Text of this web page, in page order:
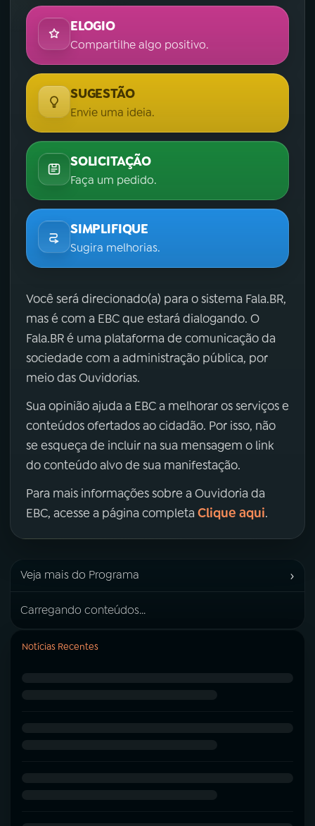
ELOGIO
Compartilhe algo positivo.
SUGESTÃO
Envie uma ideia.
SOLICITAÇÃO
Faça um pedido.
SIMPLIFIQUE
Sugira melhorias.
Você será direcionado(a) para o sistema Fala.BR,
mas é com a EBC que estará dialogando. O
Fala.BR é uma plataforma de comunicação da
sociedade com a administração pública, por
meio das Ouvidorias.
Sua opinião ajuda a EBC a melhorar os serviços e
conteúdos ofertados ao cidadão. Por isso, não
se esqueça de incluir na sua mensagem o link
do conteúdo alvo de sua manifestação.
Para mais informações sobre a Ouvidoria da
EBC, acesse a página completa Clique aqui.
Veja mais do Programa ›
Carregando conteúdos...
Notícias Recentes